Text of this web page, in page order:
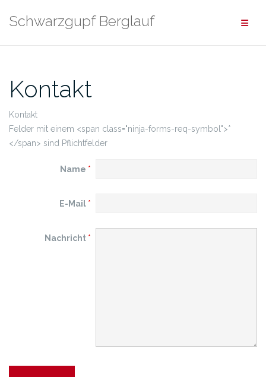
Inhalt
Schwarzgupf Berglauf
Kontakt
Kontakt
Felder mit einem <span class="ninja-forms-req-symbol">*
</span> sind Pflichtfelder
Name *
E-Mail *
Nachricht *